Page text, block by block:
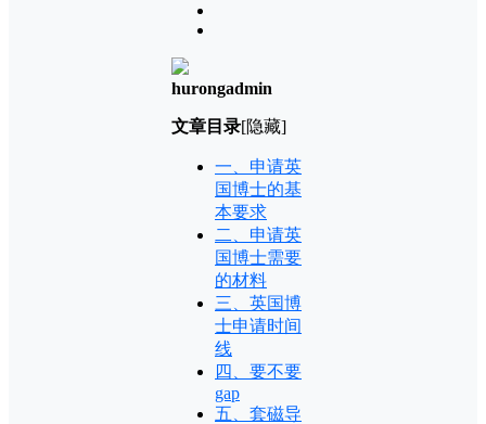
hurongadmin
文章目录[隐藏]
一、申请英
国博士的基
本要求
二、申请英
国博士需要
的材料
三、英国博
士申请时间
线
四、要不要
gap
五、套磁导